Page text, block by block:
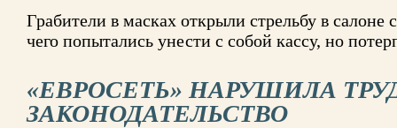
Грабители в масках открыли стрельбу в салоне
чего попытались унести с собой кассу, но
«ЕВРОСЕТЬ» НАРУШИЛА
ЗАКОНОДАТЕЛЬСТВО